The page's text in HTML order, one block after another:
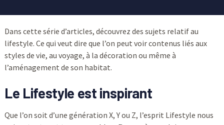
Dans cette série d’articles, découvrez des sujets relatif au
lifestyle. Ce qui veut dire que l’on peut voir contenus liés aux
styles de vie, au voyage, à la décoration ou même à
l’aménagement de son habitat.
Le Lifestyle est inspirant
Que l’on soit d’une génération X, Y ou Z, l’esprit Lifestyle nous